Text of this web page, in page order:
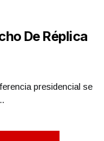
De Réplica
presidencial se